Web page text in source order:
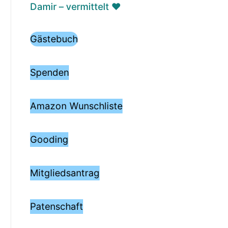
Damir – vermittelt ♥️
Gästebuch
Spenden
Amazon Wunschliste
Gooding
Mitgliedsantrag
Patenschaft